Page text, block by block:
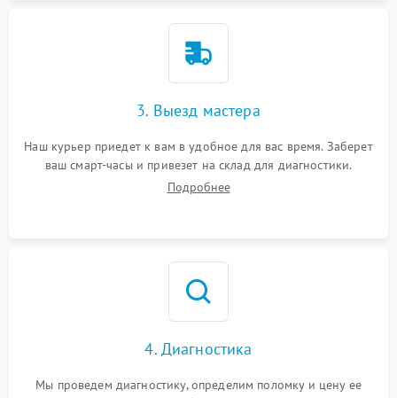
3. Выезд мастера
Наш курьер приедет к вам в удобное для вас время. Заберет
ваш смарт-часы и привезет на склад для диагностики.
Подробнее
4. Диагностика
Мы проведем диагностику, определим поломку и цену ее